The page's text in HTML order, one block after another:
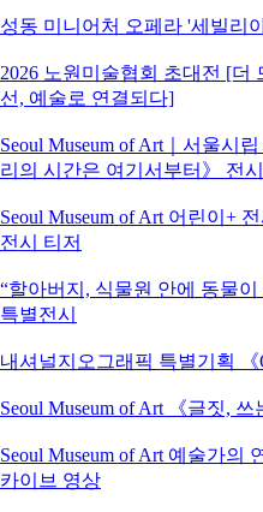
성동 미니어처 오페라 '세빌리
2026 노원미술협회 초대전 [더
선, 예술로 연결되다]
Seoul Museum of Art｜서울시
리의 시간은 여기서부터》 전시
Seoul Museum of Art 어린이+
전시 티저
“할아버지, 식물원 안에 동물
특별전시
내셔널지오그래픽 특별기획
Seoul Museum of Art 《글짓,
Seoul Museum of Art 예술가
카이브 영상